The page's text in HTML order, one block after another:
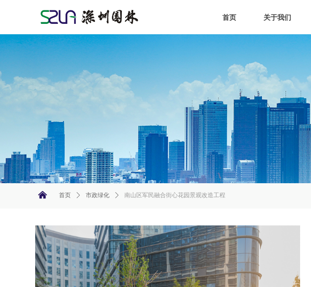
首页 关于我们
낀 首页 ꄲ 市政绿化 ꄲ 南山区军民融合街心花园景观改造工程